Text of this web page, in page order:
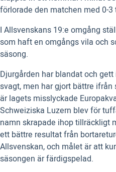
förlorade den matchen med 0-3
I Allsvenskans 19:e omgång
som haft en omgångs vila och
säsong.
Djurgården har blandat och
svagt, men har gjort bättre
är lagets misslyckade
Schweiziska Luzern blev för
namn skrapade ihop tillräckligt
ett bättre resultat från
Allsvenskan, och målet är att
säsongen är färdigspelad.